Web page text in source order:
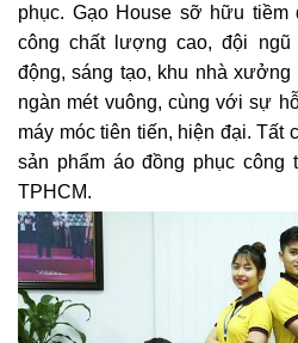
phục. Gạo House sỡ hữu tiềm
công chất lượng cao, đội ngũ
động, sáng tạo, khu nhà
ngàn mét vuông, cùng với sự
máy móc tiên tiến, hiện đại. Tất
sản phẩm áo đồng phục công
TPHCM.